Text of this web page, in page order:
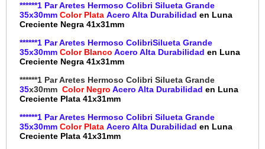
******1 Par Aretes Hermoso Colibri Silueta Grande
35x30mmColor Plata Acero Alta Durabilidaden Luna
Creciente Negra 41x31mm
******1 Par Aretes Hermoso ColibriSilueta Grande
35x30mmColor BlancoAcero Alta Durabilidaden Luna
Creciente Negra 41x31mm
******1 Par Aretes Hermoso Colibri Silueta Grande
35x30mm Color Negro Acero Alta Durabilidaden Luna
Creciente Plata 41x31mm
******1 Par Aretes Hermoso Colibri Silueta Grande
35x30mmColor Plata Acero Alta Durabilidaden Luna
Creciente Plata 41x31mm